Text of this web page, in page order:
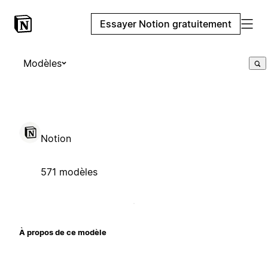
Essayer Notion gratuitement
Modèles
Notion
571 modèles
À propos de ce modèle